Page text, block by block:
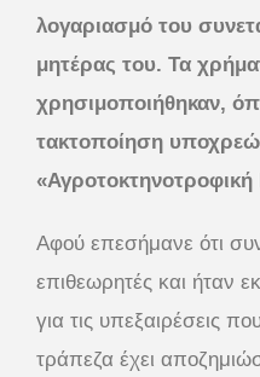
λογαριασμό του
μητέρας του. Τα
χρησιμοποιήθηκαν,
τακτοποίηση
Αφού επεσήμανε ότι
επιθεωρητές και ήταν
για τις υπεξαιρέσεις
τράπεζα έχει